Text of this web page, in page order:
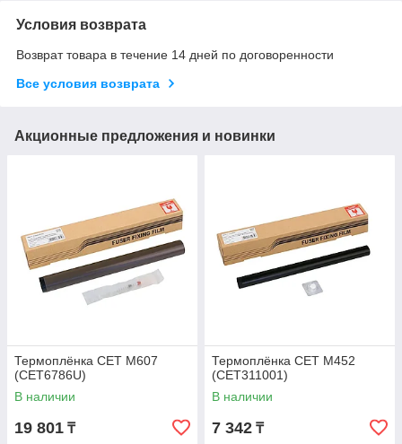
Условия возврата
Возврат товара в течение 14 дней по договоренности
Все условия возврата
Акционные предложения и новинки
Термоплёнка CET M607
(CET6786U)
В наличии
19 801 ₸
Термоплёнка CET M452
(CET311001)
В наличии
7 342 ₸